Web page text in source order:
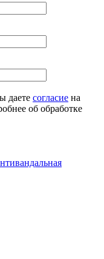
даете согласие на
об обработке